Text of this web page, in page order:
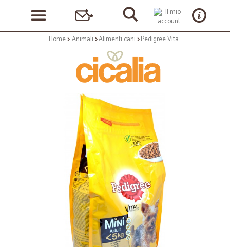
Home Animali Alimenti cani Pedigree Vital Protection Mini meno di 5kg Adult con pollo 1,5 kg.